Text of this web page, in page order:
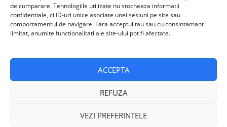
de cumparare. Tehnologiile utilizate nu stocheaza informatii
confidentiale, ci ID-uri unice asociate unei sesiuni pe site sau
comportamentul de navigare. Fara acceptul tau sau cu consintamant
limitat, anumite functionalitati ale site-ului pot fi afectate.
ACCEPTA
REFUZA
VEZI PREFERINTELE
VALM Electrical Solutions © 2026